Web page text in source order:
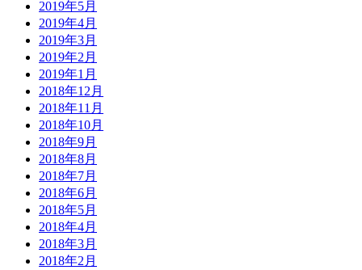
2019年5月
2019年4月
2019年3月
2019年2月
2019年1月
2018年12月
2018年11月
2018年10月
2018年9月
2018年8月
2018年7月
2018年6月
2018年5月
2018年4月
2018年3月
2018年2月